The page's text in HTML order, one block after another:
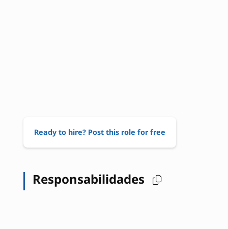
Ready to hire? Post this role for free
Responsabilidades